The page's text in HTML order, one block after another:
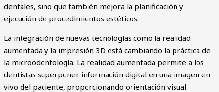
dentales, sino que también mejora la planificación y
ejecución de procedimientos estéticos.
La integración de nuevas tecnologías como la realidad
aumentada y la impresión 3D está cambiando la práctica de
la microodontología. La realidad aumentada permite a los
dentistas superponer información digital en una imagen en
vivo del paciente, proporcionando orientación visual